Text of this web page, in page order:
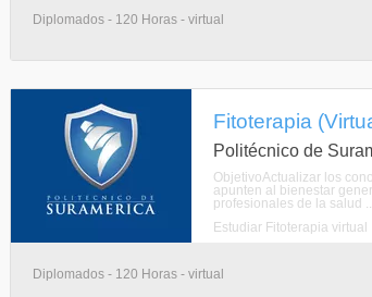
Diplomados - 120 Horas - virtual
Fitoterapia
Politécnico de
ObjetivoActualizar los
apunten al bienestar
profesionales de la salud
Estudiar Fitoterapia virtual
Diplomados - 120 Horas - virtual